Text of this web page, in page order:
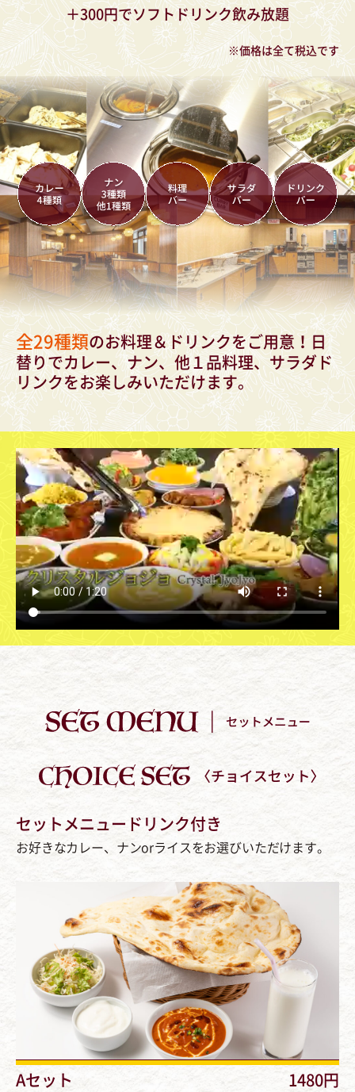
＋300円でソフトドリンク飲み放題
※価格は全て税込です
全29種類のお料理＆ドリンクをご用意！日
替りでカレー、ナン、他１品料理、サラダド
リンクをお楽しみいただけます。
セットメニュードリンク付き
お好きなカレー、ナンorライスをお選びいただけます。
Aセット 1480円